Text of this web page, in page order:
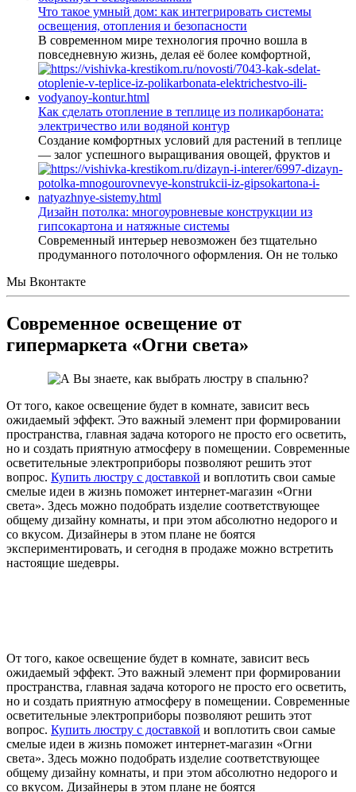
Что такое умный дом: как интегрировать системы
освещения, отопления и безопасности
В современном мире технология прочно вошла в
повседневную жизнь, делая её более комфортной,
Как сделать отопление в теплице из поликарбоната:
электричество или водяной контур
Создание комфортных условий для растений в теплице
— залог успешного выращивания овощей, фруктов и
Дизайн потолка: многоуровневые конструкции из
гипсокартона и натяжные системы
Современный интерьер невозможен без тщательно
продуманного потолочного оформления. Он не только
Мы Вконтакте
Современное освещение от
гипермаркета «Огни света»
От того, какое освещение будет в комнате, зависит весь
ожидаемый эффект. Это важный элемент при формировании
пространства, главная задача которого не просто его осветить,
но и создать приятную атмосферу в помещении. Современные
осветительные электроприборы позволяют решить этот
вопрос. Купить люстру с доставкой и воплотить свои самые
смелые идеи в жизнь поможет интернет-магазин «Огни
света». Здесь можно подобрать изделие соответствующее
общему дизайну комнаты, и при этом абсолютно недорого и
со вкусом. Дизайнеры в этом плане не боятся
экспериментировать, и сегодня в продаже можно встретить
настоящие шедевры.
От того, какое освещение будет в комнате, зависит весь
ожидаемый эффект. Это важный элемент при формировании
пространства, главная задача которого не просто его осветить,
но и создать приятную атмосферу в помещении. Современные
осветительные электроприборы позволяют решить этот
вопрос. Купить люстру с доставкой и воплотить свои самые
смелые идеи в жизнь поможет интернет-магазин «Огни
света». Здесь можно подобрать изделие соответствующее
общему дизайну комнаты, и при этом абсолютно недорого и
со вкусом. Дизайнеры в этом плане не боятся